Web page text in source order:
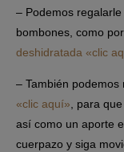
– Podemos
bombones, como
deshidratada «clic
– También podemos
«clic aquí», para
así como un aporte
cuerpazo y siga